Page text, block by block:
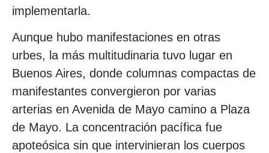
implementarla.
Aunque hubo manifestaciones en otras
urbes, la más multitudinaria tuvo lugar en
Buenos Aires, donde columnas compactas de
manifestantes convergieron por varias
arterias en Avenida de Mayo camino a Plaza
de Mayo. La concentración pacífica fue
apoteósica sin que intervinieran los cuerpos